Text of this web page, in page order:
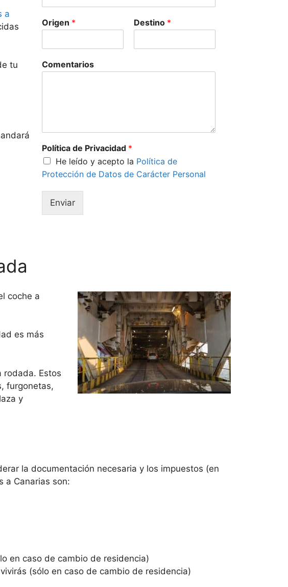
a
tu
Origen * Destino *
Comentarios
Política de Privacidad *
He leído y acepto la Política de
Protección de Datos de Carácter Personal
Enviar
coche a
es más
rodada. Estos
furgonetas,
y
la documentación necesaria y los impuestos (en
a Canarias son:
en caso de cambio de residencia)
(sólo en caso de cambio de residencia)